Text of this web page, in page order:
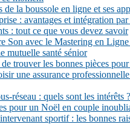
de la boussole en ligne et ses
: avantages et intégration
: tout ce que vous devez savoir
Son avec le Mastering en Ligne
mutuelle santé sénior
trouver les bonnes pièces
une assurance
réseau : quels sont les intérêts ?
pour un Noël en couple
sportif : les bonnes